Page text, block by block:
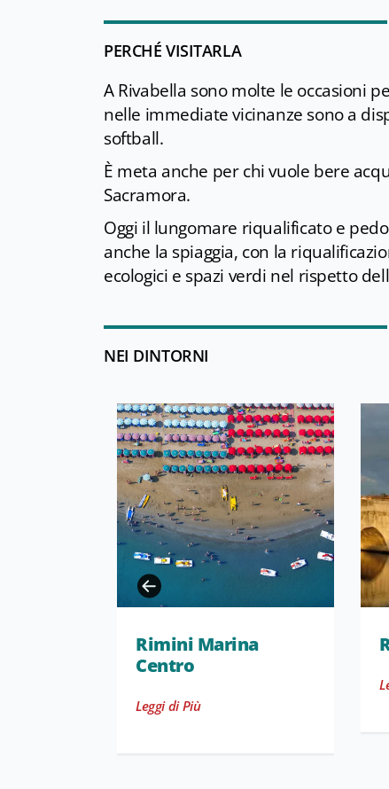
PERCHÉ VISITARLA
A Rivabella sono molte le occasioni
nelle immediate vicinanze sono a
softball.
È meta anche per chi vuole bere
Sacramora.
Oggi il lungomare riqualificato e
anche la spiaggia, con la
ecologici e spazi verdi nel rispetto
NEI DINTORNI
Rimini Marina
Centro
Leggi di Più